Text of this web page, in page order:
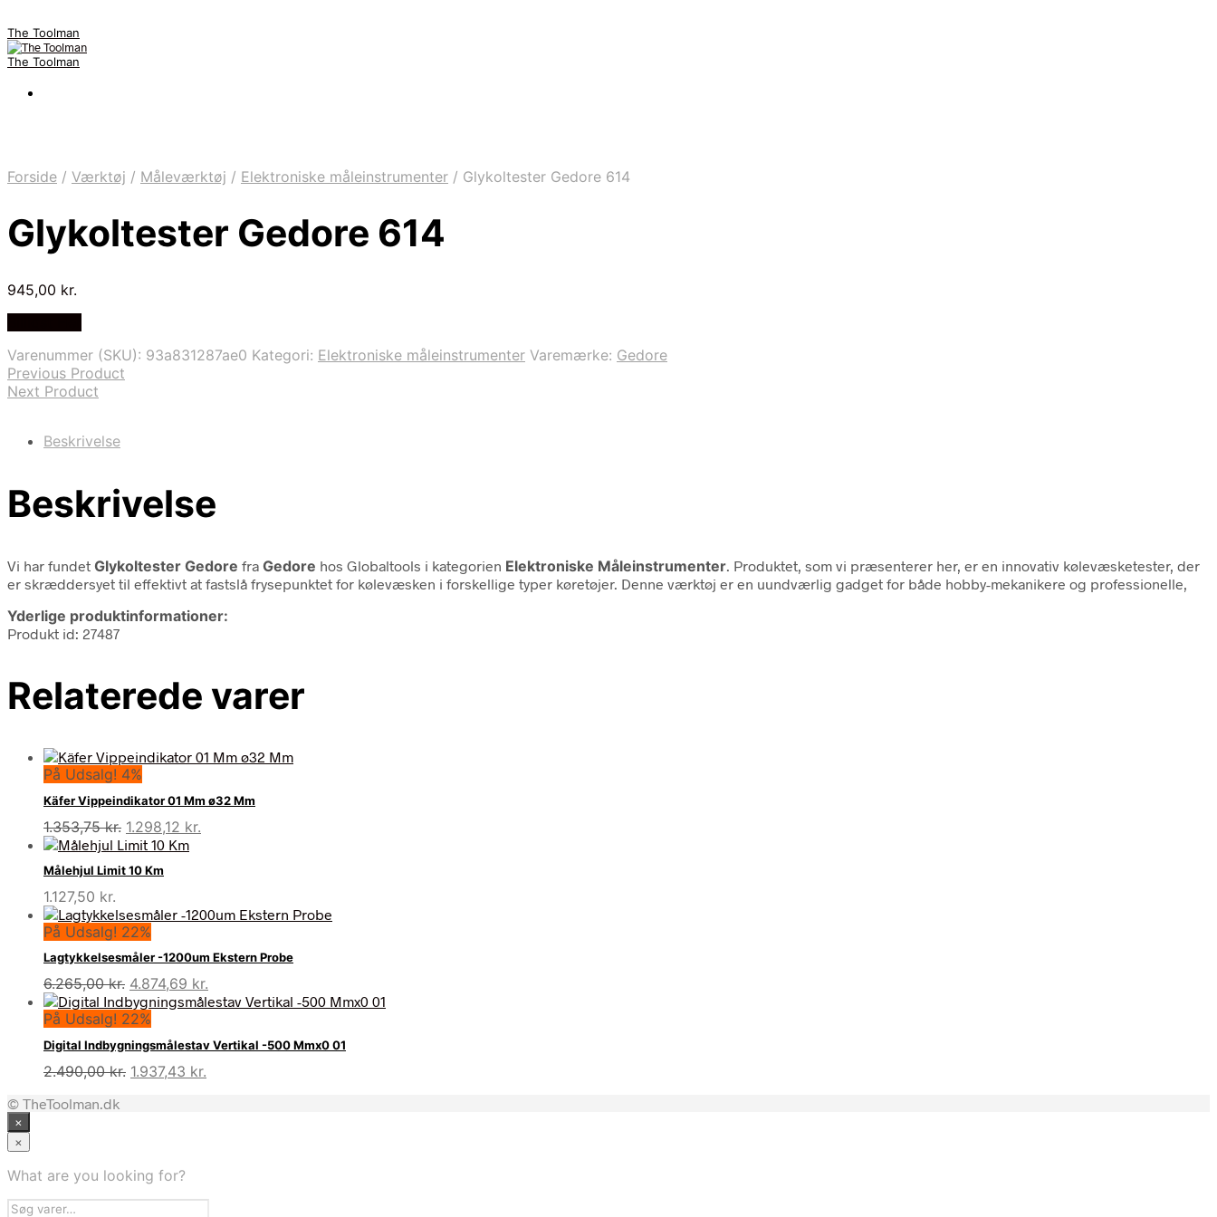
The Toolman
The Toolman
Forside / Værktøj / Måleværktøj / Elektroniske måleinstrumenter / Glykoltester Gedore 614
Glykoltester Gedore 614
945,00 kr.
Varenummer (SKU): 93a831287ae0 Kategori: Elektroniske måleinstrumenter Varemærke: Gedore
Previous Product
Next Product
Beskrivelse
Beskrivelse
Vi har fundet Glykoltester Gedore fra Gedore hos Globaltools i kategorien Elektroniske Måleinstrumenter . Produktet, som vi præsenterer her, er en innovativ kølevæsketester, der
er skræddersyet til effektivt at fastslå frysepunktet for kølevæsken i forskellige typer køretøjer. Denne værktøj er en uundværlig gadget for både hobby-mekanikere og professionelle,
Yderlige produktinformationer:
Produkt id: 27487
Relaterede varer
På Udsalg! 4%
Käfer Vippeindikator 01 Mm ø32 Mm
1.353,75kr. Den
oprindelige
pris
var:
1.298,12 kr.
Målehjul Limit 10 Km
1.127,50 kr.
På Udsalg! 22%
Lagtykkelsesmåler -1200um Ekstern Probe
6.265,00kr. Den
oprindelige
pris
var:
6.265,00 kr..
4.874,69 kr.
aktuelle
er:
4.874,69 kr..
På Udsalg! 22%
Digital Indbygningsmålestav Vertikal -500 Mmx0 01
2.490,00kr. Den
1.937,43 kr.
© TheToolman.dk
×
×
What are you looking for?